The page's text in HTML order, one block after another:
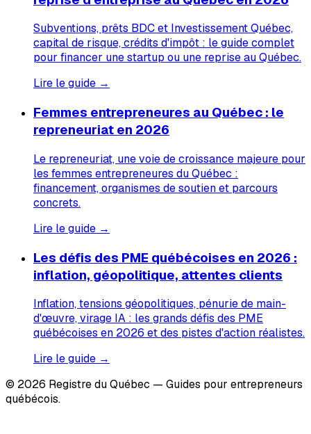
Subventions, prêts BDC et Investissement Québec,
capital de risque, crédits d'impôt : le guide complet
pour financer une startup ou une reprise au Québec.
Lire le guide →
Femmes entrepreneures au Québec : le
repreneuriat en 2026
Le repreneuriat, une voie de croissance majeure pour
les femmes entrepreneures du Québec :
financement, organismes de soutien et parcours
concrets.
Lire le guide →
Les défis des PME québécoises en 2026 :
inflation, géopolitique, attentes clients
Inflation, tensions géopolitiques, pénurie de main-
d'œuvre, virage IA : les grands défis des PME
québécoises en 2026 et des pistes d'action réalistes.
Lire le guide →
© 2026 Registre du Québec — Guides pour entrepreneurs
québécois.